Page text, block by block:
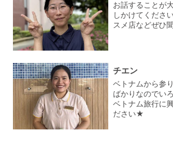
お話することが
しかけてくださ
スメ店などぜひ
チエン
ベトナムから参
ばかりなのでい
ベトナム旅行に
ださい★